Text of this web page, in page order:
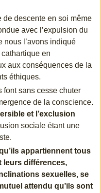
de descente en soi même
avec l’expulsion du
nous l’avons indiqué
en
aux conséquences de la
éthiques.
font sans cesse chuter
de la conscience.
et l’exclusion
sociale étant une
appartiennent tous
leurs différences,
sexuelles, se
attendu qu’ils sont